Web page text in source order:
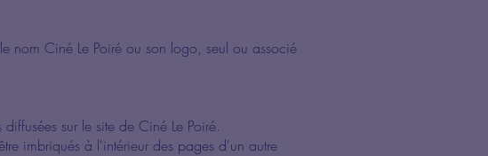
nom Ciné Le Poiré ou son logo, seul ou associé
sur le site de Ciné Le Poiré.
imbriqués à l'intérieur des pages d'un autre